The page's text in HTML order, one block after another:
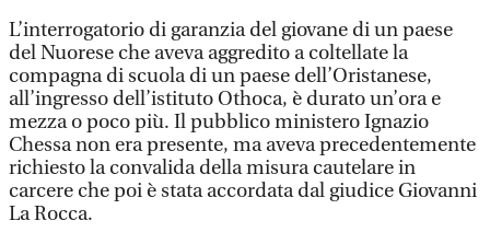
L’interrogatorio di garanzia del giovane di un paese
del Nuorese che aveva aggredito a coltellate la
compagna di scuola di un paese dell’Oristanese,
all’ingresso dell’istituto Othoca, è durato un’ora e
mezza o poco più. Il pubblico ministero Ignazio
Chessa non era presente, ma aveva precedentemente
richiesto la convalida della misura cautelare in
carcere che poi è stata accordata dal giudice Giovanni
La Rocca.